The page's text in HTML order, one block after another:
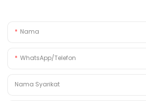
Nama
WhatsApp/Telefon
Nama Syarikat